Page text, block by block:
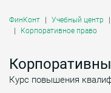
ФинКонт Учебный центр
Корпоративное право
Курс повышения
Даю